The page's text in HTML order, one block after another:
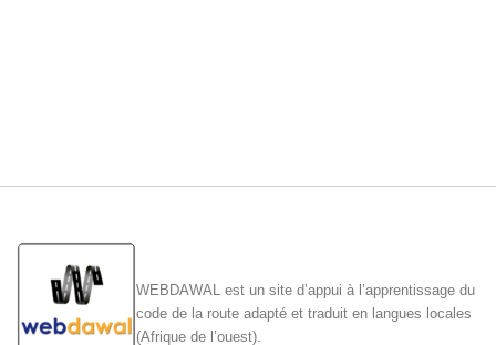
WEBDAWAL est un site d’appui à l’apprentissage du
code de la route adapté et traduit en langues locales
(Afrique de l’ouest).